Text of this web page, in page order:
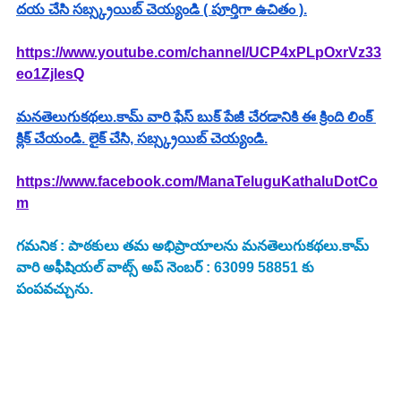
దయ చేసి సబ్స్క్రయిబ్ చెయ్యండి ( పూర్తిగా ఉచితం ).
https://www.youtube.com/channel/UCP4xPLpOxrVz33
eo1ZjlesQ
మనతెలుగుకథలు.కామ్ వారి ఫేస్ బుక్ పేజీ చేరడానికి ఈ క్రింది లింక్
క్లిక్ చేయండి. లైక్ చేసి, సబ్స్క్రయిబ్ చెయ్యండి.
https://www.facebook.com/ManaTeluguKathaluDotCo
m
గమనిక : పాఠకులు తమ అభిప్రాయాలను మనతెలుగుకథలు.కామ్
వారి అఫీషియల్ వాట్స్ అప్ నెంబర్ : 63099 58851 కు
పంపవచ్చును.